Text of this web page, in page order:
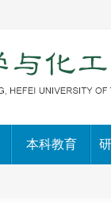
本科教育